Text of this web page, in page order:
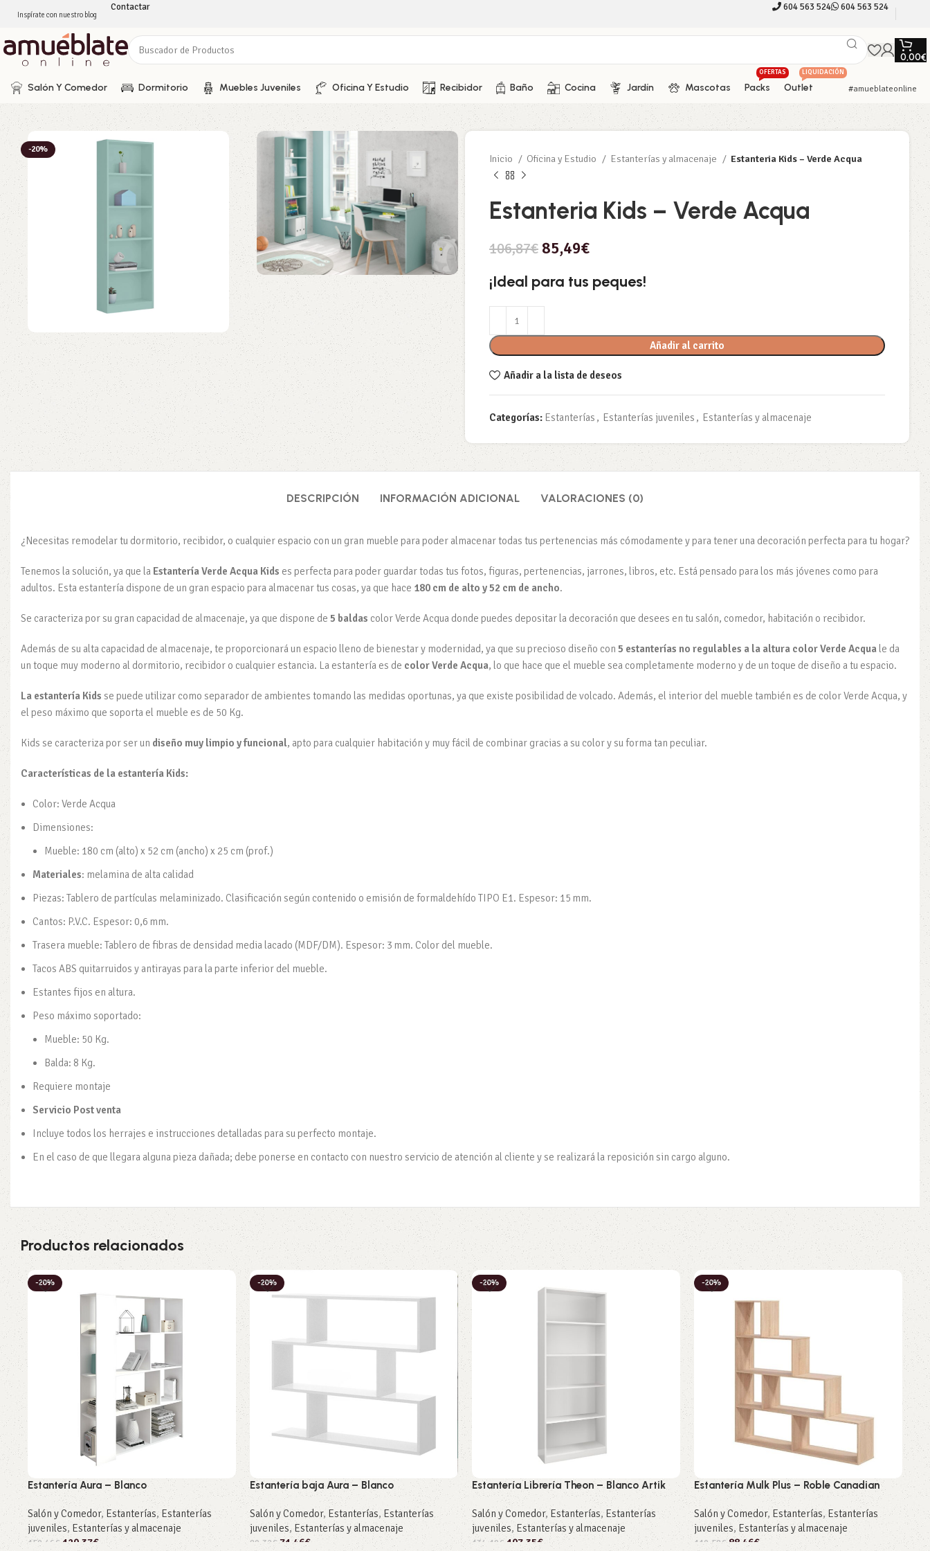
Inspírate con nuestro blog
Contactar 604 563 524 604 563 524
0,00€
Salón Y Comedor Dormitorio Muebles Juveniles Oficina Y Estudio Recibidor Baño Cocina Jardín Mascotas Packs
OFERTAS
Outlet
LIQUIDACIÓN
#amueblateonline
-20%
Inicio Oficina y Estudio Estanterías y almacenaje Estanteria Kids – Verde Acqua
Estanteria Kids – Verde Acqua
106,87€ 85,49€
¡Ideal para tus peques!
Añadir al carrito
Añadir a la lista de deseos
Categorías: Estanterías , Estanterías juveniles , Estanterías y almacenaje
DESCRIPCIÓN INFORMACIÓN ADICIONAL VALORACIONES (0)
¿Necesitas remodelar tu dormitorio, recibidor, o cualquier espacio con un gran mueble para poder almacenar todas tus pertenencias más cómodamente y para tener una decoración perfecta para tu hogar?
Tenemos la solución, ya que la Estantería Verde Acqua Kids es perfecta para poder guardar todas tus fotos, figuras, pertenencias, jarrones, libros, etc. Está pensado para los más jóvenes como para
adultos. Esta estantería dispone de un gran espacio para almacenar tus cosas, ya que hace 180 cm de alto y 52 cm de ancho.
Se caracteriza por su gran capacidad de almacenaje, ya que dispone de 5 baldas color Verde Acqua donde puedes depositar la decoración que desees en tu salón, comedor, habitación o recibidor.
Además de su alta capacidad de almacenaje, te proporcionará un espacio lleno de bienestar y modernidad, ya que su precioso diseño con 5 estanterías no regulables a la altura color Verde Acqua le da
un toque muy moderno al dormitorio, recibidor o cualquier estancia. La estantería es de color Verde Acqua, lo que hace que el mueble sea completamente moderno y de un toque de diseño a tu espacio.
La estantería Kids se puede utilizar como separador de ambientes tomando las medidas oportunas, ya que existe posibilidad de volcado. Además, el interior del mueble también es de color Verde Acqua, y
el peso máximo que soporta el mueble es de 50 Kg.
Kids se caracteriza por ser un diseño muy limpio y funcional, apto para cualquier habitación y muy fácil de combinar gracias a su color y su forma tan peculiar.
Características de la estantería Kids:
Color: Verde Acqua
Dimensiones:
Mueble: 180 cm (alto) x 52 cm (ancho) x 25 cm (prof.)
Materiales: melamina de alta calidad
Piezas: Tablero de partículas melaminizado. Clasificación según contenido o emisión de formaldehído TIPO E1. Espesor: 15 mm.
Cantos: P.V.C. Espesor: 0,6 mm.
Trasera mueble: Tablero de fibras de densidad media lacado (MDF/DM). Espesor: 3 mm. Color del mueble.
Tacos ABS quitarruidos y antirayas para la parte inferior del mueble.
Estantes fijos en altura.
Peso máximo soportado:
Mueble: 50 Kg.
Balda: 8 Kg.
Requiere montaje
Servicio Post venta
Incluye todos los herrajes e instrucciones detalladas para su perfecto montaje.
En el caso de que llegara alguna pieza dañada; debe ponerse en contacto con nuestro servicio de atención al cliente y se realizará la reposición sin cargo alguno.
Productos relacionados
-20%
Estantería Aura – Blanco
Salón y Comedor, Estanterías,Estanterías
juveniles, Estanterías y almacenaje
150,46€ 120,37€
-20%
Estantería baja Aura – Blanco
Salón y Comedor, Estanterías,Estanterías
juveniles,Estanterías y almacenaje
89,32€71,46€
-20%
Estantería Librería Theon – Blanco Artik
Salón y Comedor,Estanterías,Estanterías
juveniles, Estanterías y almacenaje
134,19€ 107,35€
-20%
Estantería Mulk Plus – Roble Canadian
Salón y Comedor, Estanterías,Estanterías
juveniles,Estanterías y almacenaje
110,58€ 88,46€
-